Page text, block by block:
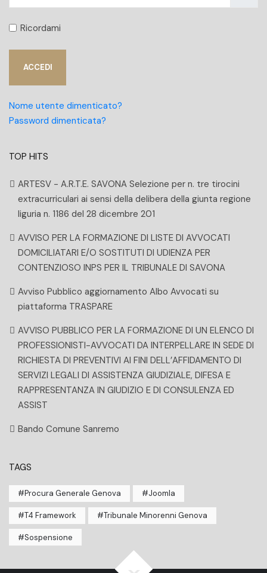
Ricordami
ACCEDI
Nome utente dimenticato?
Password dimenticata?
TOP HITS
ARTESV - A.R.T.E. SAVONA Selezione per n. tre tirocini
extracurriculari ai sensi della delibera della giunta regione
liguria n. 1186 del 28 dicembre 201
AVVISO PER LA FORMAZIONE DI LISTE DI AVVOCATI
DOMICILIATARI E/O SOSTITUTI DI UDIENZA PER
CONTENZIOSO INPS PER IL TRIBUNALE DI SAVONA
Avviso Pubblico aggiornamento Albo Avvocati su
piattaforma TRASPARE
AVVISO PUBBLICO PER LA FORMAZIONE DI UN ELENCO DI
PROFESSIONISTI-AVVOCATI DA INTERPELLARE IN SEDE DI
RICHIESTA DI PREVENTIVI AI FINI DELL’AFFIDAMENTO DI
SERVIZI LEGALI DI ASSISTENZA GIUDIZIALE, DIFESA E
RAPPRESENTANZA IN GIUDIZIO E DI CONSULENZA ED
ASSIST
Bando Comune Sanremo
TAGS
Procura Generale Genova Joomla
T4 Framework Tribunale Minorenni Genova
Sospensione